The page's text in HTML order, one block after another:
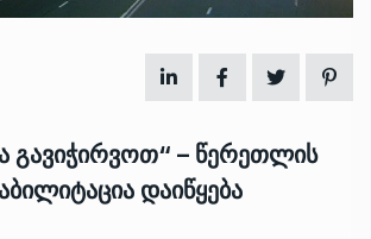
გავიჭირვოთ“ – წერეთლის
დაიწყება